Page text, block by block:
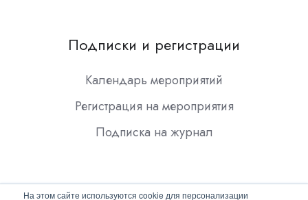
На этом сайте используются cookie для персонализации
Подписки и регистрации
Календарь мероприятий
Регистрация на мероприятия
Подписка на журнал